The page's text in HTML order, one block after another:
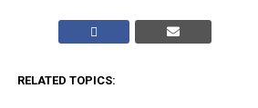
RELATED TOPICS: